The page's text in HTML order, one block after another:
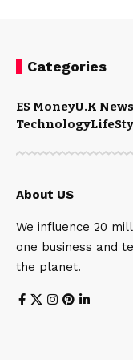
Categories
ES MoneyU.K News
Technology
About US
We influence 20
one business and
the planet.